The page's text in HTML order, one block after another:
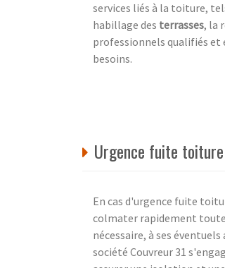
services liés à la toiture,
habillage des terrasses, la
professionnels qualifiés et
besoins.
Urgence fuite toiture
En cas d'urgence fuite
colmater rapidement
nécessaire, à ses
société Couvreur 31